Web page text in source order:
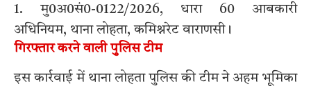
1. मु0अ0सं0-0122/2026, धारा 60 आबकारी
अधिनियम, थाना लोहता, कमिश्नरेट वाराणसी।
गिरफ्तार करने वाली पुलिस टीम
इस कार्रवाई में थाना लोहता पुलिस की टीम ने अहम भूमिका